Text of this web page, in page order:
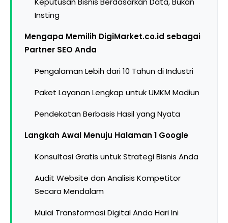
Insting
Mengapa Memilih DigiMarket.co.id sebagai
Partner SEO Anda
Pengalaman Lebih dari 10 Tahun di Industri
Paket Layanan Lengkap untuk UMKM Madiun
Pendekatan Berbasis Hasil yang Nyata
Langkah Awal Menuju Halaman 1 Google
Konsultasi Gratis untuk Strategi Bisnis Anda
Audit Website dan Analisis Kompetitor
Secara Mendalam
Mulai Transformasi Digital Anda Hari Ini